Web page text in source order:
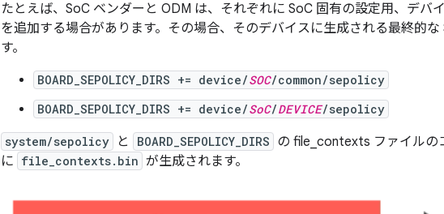
たとえば、SoC ベンダーと ODM は、それぞれに SoC 固有の設定用、デバ
を追加する場合があります。その場合、そのデバイスに生成される最終的な
す。
BOARD_SEPOLICY_DIRS += device/SOC/common/sepolicy
BOARD_SEPOLICY_DIRS += device/SoC/DEVICE/sepolicy
system/sepolicy と BOARD_SEPOLICY_DIRS の file_contexts ファイルの
に file_contexts.bin が生成されます。